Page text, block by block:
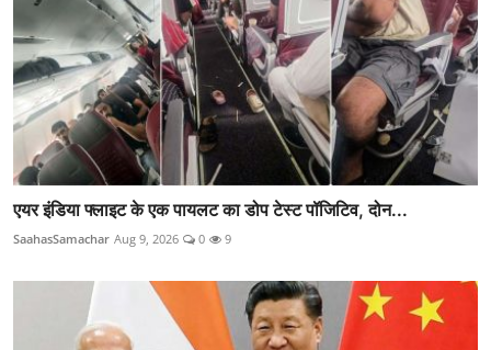
एयर इंडिया फ्लाइट के एक पायलट का डोप टेस्ट पॉजिटिव, दोन...
SaahasSamachar Aug 9, 2026 0 9